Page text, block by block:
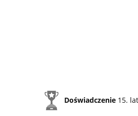
Doświadczenie 15.